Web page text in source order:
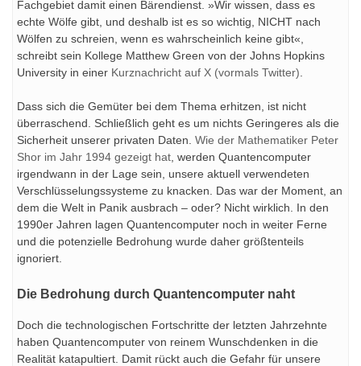
Fachgebiet damit einen Bärendienst. »Wir wissen, dass es
echte Wölfe gibt, und deshalb ist es so wichtig, NICHT nach
Wölfen zu schreien, wenn es wahrscheinlich keine gibt«,
schreibt sein Kollege Matthew Green von der Johns Hopkins
University in einer Kurznachricht auf X (vormals Twitter).
Dass sich die Gemüter bei dem Thema erhitzen, ist nicht
überraschend. Schließlich geht es um nichts Geringeres als die
Sicherheit unserer privaten Daten. Wie der Mathematiker Peter
Shor im Jahr 1994 gezeigt hat, werden Quantencomputer
irgendwann in der Lage sein, unsere aktuell verwendeten
Verschlüsselungssysteme zu knacken. Das war der Moment, an
dem die Welt in Panik ausbrach – oder? Nicht wirklich. In den
1990er Jahren lagen Quantencomputer noch in weiter Ferne
und die potenzielle Bedrohung wurde daher größtenteils
ignoriert.
Die Bedrohung durch Quantencomputer naht
Doch die technologischen Fortschritte der letzten Jahrzehnte
haben Quantencomputer von reinem Wunschdenken in die
Realität katapultiert. Damit rückt auch die Gefahr für unsere